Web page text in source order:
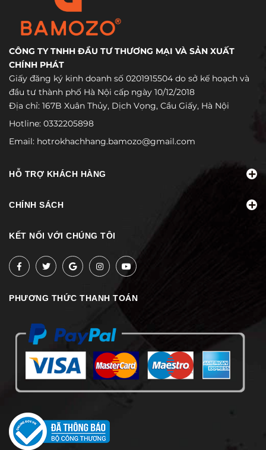
CÔNG TY TNHH ĐẦU TƯ THƯƠNG MẠI VÀ SẢN XUẤT
CHÍNH PHÁT
Giấy đăng ký kinh doanh số 0201915504 do sở kế hoạch và
đầu tư thành phố Hà Nội cấp ngày 10/12/2018
Địa chỉ: 167B Xuân Thủy, Dịch Vọng, Cầu Giấy, Hà Nội
Hotline: 0332205898
Email: hotrokhachhang.bamozo@gmail.com
HỖ TRỢ KHÁCH HÀNG
CHÍNH SÁCH
KẾT NỐI VỚI CHÚNG TÔI
PHƯƠNG THỨC THANH TOÁN